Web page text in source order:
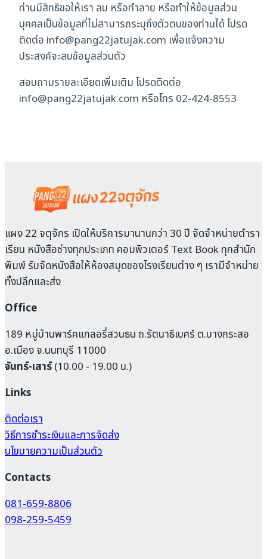
ท่านมีสิทธิขอให้เรา ลบ หรือทำลาย หรือทำให้ข้อมูลส่วน
บุคคลเป็นข้อมูลที่ไม่สามารถระบุถึงตัวตนของท่านได้ โปรด
ติดต่อ info@pang22jatujak.com เพื่อแจ้งความ
ประสงค์จะลบข้อมูลส่วนตัว
สอบถามรายละเอียดเพิ่มเติม โปรดติดต่อ
info@pang22jatujak.com หรือโทร 02-424-8553
แผง 22 จตุจักร เปิดให้บริการมานานกว่า 30 ปี จัดจำหน่ายตำรา
เรียน หนังสือช่างทุกประเภท คอมพิวเตอร์ Text Book ทุกสำนัก
พิมพ์ รับจัดหนังสือให้ห้องสมุดของโรงเรียนต่าง ๆ เรามีจำหน่าย
ทั้งปลีกและส่ง
Office
189 หมู่บ้านพาร์คแกลอรี่สวนธน ถ.รัตนาธิเบศร์ ต.บางกระสอ
อ.เมือง จ.นนทบุรี 11000
จันทร์-เสาร์(10.00 - 19.00 น.)
Links
ติดต่อเรา
วิธีการชำระเงินและการจัดส่ง
นโยบายความเป็นส่วนตัว
Contacts
081-659-8806
098-259-5459